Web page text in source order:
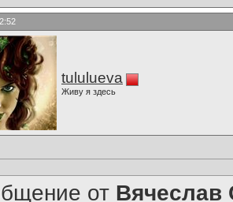
tululueva
Живу я здесь
от Вячеслав